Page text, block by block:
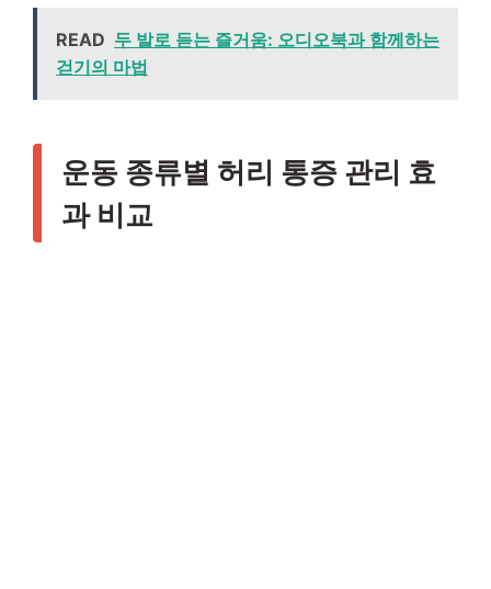
READ 두 발로 듣는 즐거움: 오디오북과 함께하는
걷기의 마법
운동 종류별 허리 통증 관리 효
과 비교